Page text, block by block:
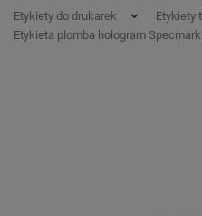
Etykiety do drukarek Etykiety
Etykieta plomba hologram